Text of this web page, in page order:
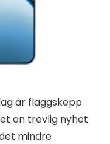
är flaggskepp
en trevlig nyhet
mindre